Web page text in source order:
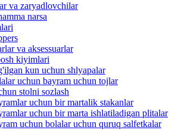
va zaryadlovchilar
narsa
va aksessuarlar
kiyimlari
kun uchun shlyapalar
uchun bayram uchun tojlar
stolni sozlash
uchun bir martalik stakanlar
uchun bir marta ishlatiladigan plitalar
uchun bolalar uchun quruq salfetkalar